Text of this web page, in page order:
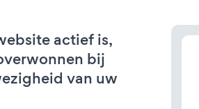
actief is,
bij
van uw